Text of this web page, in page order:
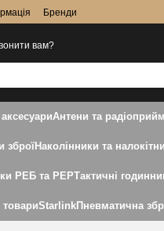
Бренди
вам?
Антени та
зброїНаколінники та
РЕБ та РЕРТактичні
товариStarlinkПневматична